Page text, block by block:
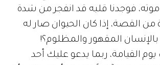
فوجدنا قلبه قد انفجر من شدة
من القصة، إذا كان الحيوان صار له
بالإنسان المقهور والمظلوم؟!
القيامة، ربما يدعو عليك أحد